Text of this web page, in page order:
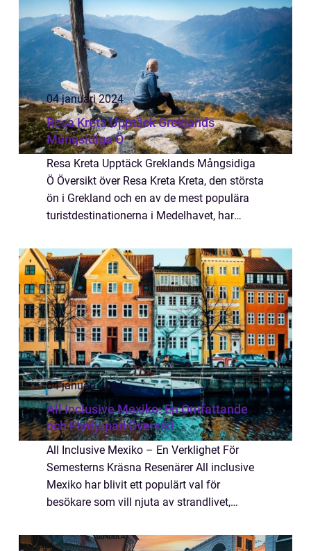
04 januari 2024
Resa Kreta Upptäck Greklands
Mångsidiga Ö
Resa Kreta Upptäck Greklands Mångsidiga
Ö Översikt över Resa Kreta Kreta, den största
ön i Grekland och en av de mest populära
turistdestinationerna i Medelhavet, har
och bad, kulturella sevärdheter elle...
04 januari 2024
All Inclusive Mexiko: En Omfattande
och Fördjupad Översikt
All Inclusive Mexiko – En Verklighet För
Semesterns Kräsna Resenärer All inclusive
Mexiko har blivit ett populärt val för
besökare som vill njuta av strandlivet,
allt bekvämt inom räckhåll. Denna arti...